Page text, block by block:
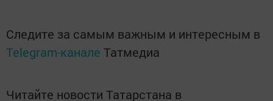
Следите за самым важным и интересным в
Telegram-канале Татмедиа
Читайте новости Татарстана в